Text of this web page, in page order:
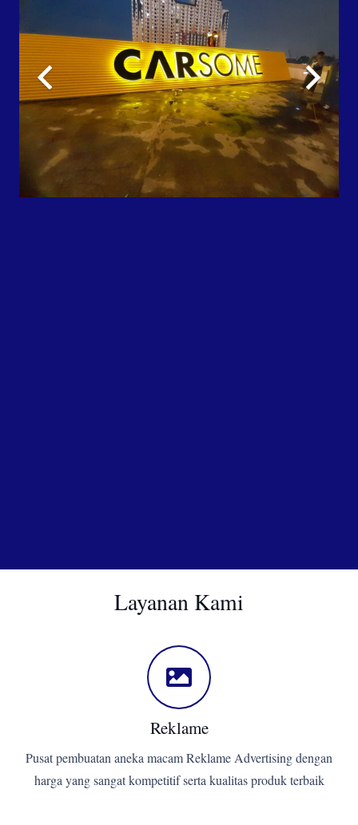
Layanan Kami
Reklame
Pusat pembuatan aneka macam Reklame Advertising dengan
harga yang sangat kompetitif serta kualitas produk terbaik